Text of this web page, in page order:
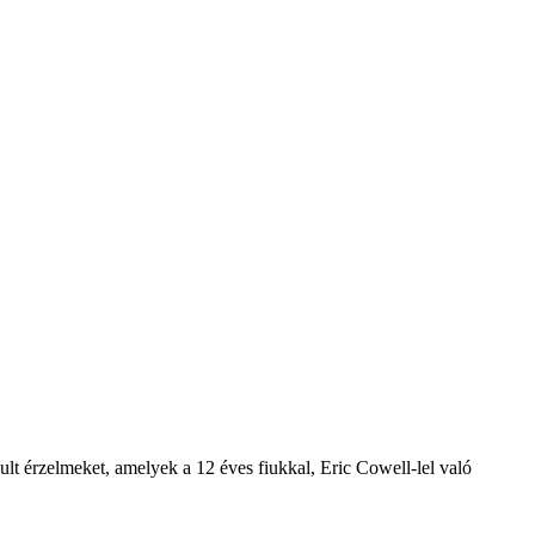
érzelmeket, amelyek a 12 éves fiukkal, Eric Cowell-lel való